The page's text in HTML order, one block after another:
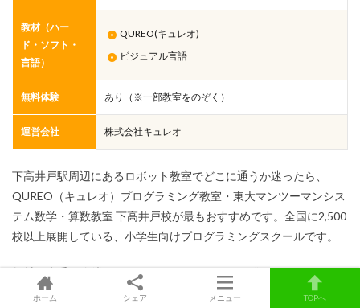
教材（ハー
ド・ソフト・
言語）
QUREO(キュレオ)
ビジュアル言語
無料体験 あり（※一部教室をのぞく）
運営会社 株式会社キュレオ
下高井戸駅周辺にあるロボット教室でどこに通うか迷ったら、
QUREO（キュレオ）プログラミング教室・東大マンツーマンシス
テム数学・算数教室 下高井戸校が最もおすすめです。全国に2,500
校以上展開している、小学生向けプログラミングスクールです。
教材は大手IT企業のサイバーエージェントが開発した
「QUREO（キュレオ）」を使用。魅力的なキャラクターや本格的
ホーム シェア メニュー TOPへ